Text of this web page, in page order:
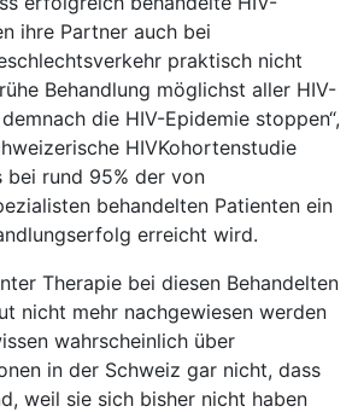
ihre Partner auch bei
praktisch nicht
Behandlung möglichst aller HIV-
die HIV-Epidemie stoppen“,
HIVKohortenstudie
bei rund 95% der von
behandelten Patienten ein
erreicht wird.
Therapie bei diesen Behandelten
nicht mehr nachgewiesen werden
wahrscheinlich über
in der Schweiz gar nicht, dass
weil sie sich bisher nicht haben